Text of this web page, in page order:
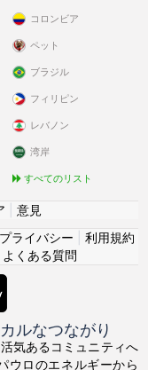
コロンビア
ペット
ブラジル
フィリピン
レバノン
湾岸
すべてのリスト
意見
プライバシー
利用規約
よくある質問
ルなつながり
気あるコミュニティへ
ウロのエネルギーから